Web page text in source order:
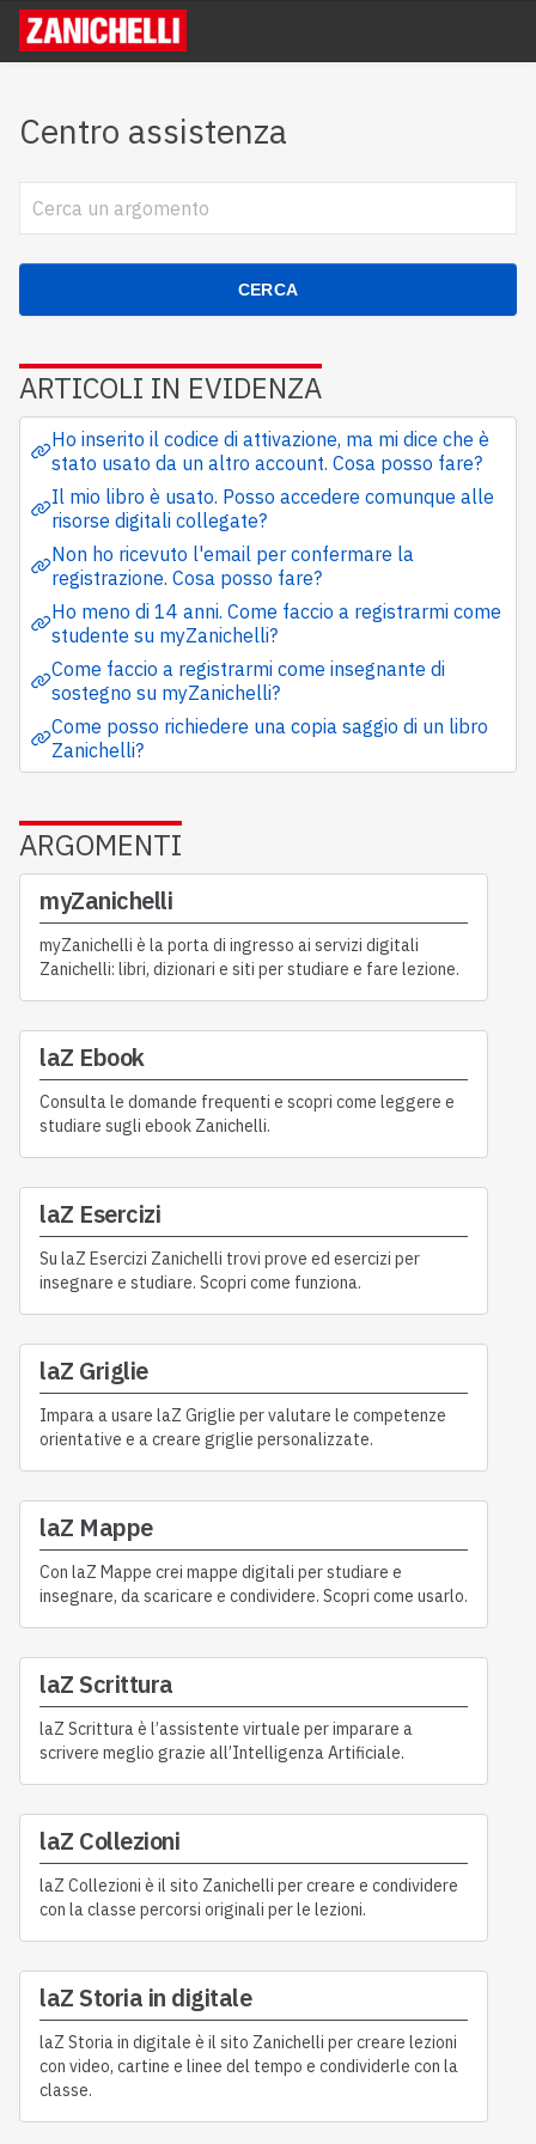
Centro assistenza
CERCA
ARTICOLI IN EVIDENZA
Ho inserito il codice di attivazione, ma mi dice che è
stato usato da un altro account. Cosa posso fare?
Il mio libro è usato. Posso accedere comunque alle
risorse digitali collegate?
Non ho ricevuto l'email per confermare la
registrazione. Cosa posso fare?
Ho meno di 14 anni. Come faccio a registrarmi come
studente su myZanichelli?
Come faccio a registrarmi come insegnante di
sostegno su myZanichelli?
Come posso richiedere una copia saggio di un libro
Zanichelli?
ARGOMENTI
myZanichelli
myZanichelli è la porta di ingresso ai servizi digitali
Zanichelli: libri, dizionari e siti per studiare e fare lezione.
laZ Ebook
Consulta le domande frequenti e scopri come leggere e
studiare sugli ebook Zanichelli.
laZ Esercizi
Su laZ Esercizi Zanichelli trovi prove ed esercizi per
insegnare e studiare. Scopri come funziona.
laZ Griglie
Impara a usare laZ Griglie per valutare le competenze
orientative e a creare griglie personalizzate.
laZ Mappe
Con laZ Mappe crei mappe digitali per studiare e
insegnare, da scaricare e condividere. Scopri come usarlo.
laZ Scrittura
laZ Scrittura è l’assistente virtuale per imparare a
scrivere meglio grazie all’Intelligenza Artificiale.
laZ Collezioni
laZ Collezioni è il sito Zanichelli per creare e condividere
con la classe percorsi originali per le lezioni.
laZ Storia in digitale
laZ Storia in digitale è il sito Zanichelli per creare lezioni
con video, cartine e linee del tempo e condividerle con la
classe.